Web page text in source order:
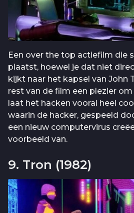
Een over the top actiefilm die
plaatst, hoewel je dat niet
kijkt naar het kapsel van John
rest van de film een plezier
laat het hacken vooral heel
waarin de hacker, gespeeld
een nieuw computervirus
voorbeeld van.
9. Tron (1982)